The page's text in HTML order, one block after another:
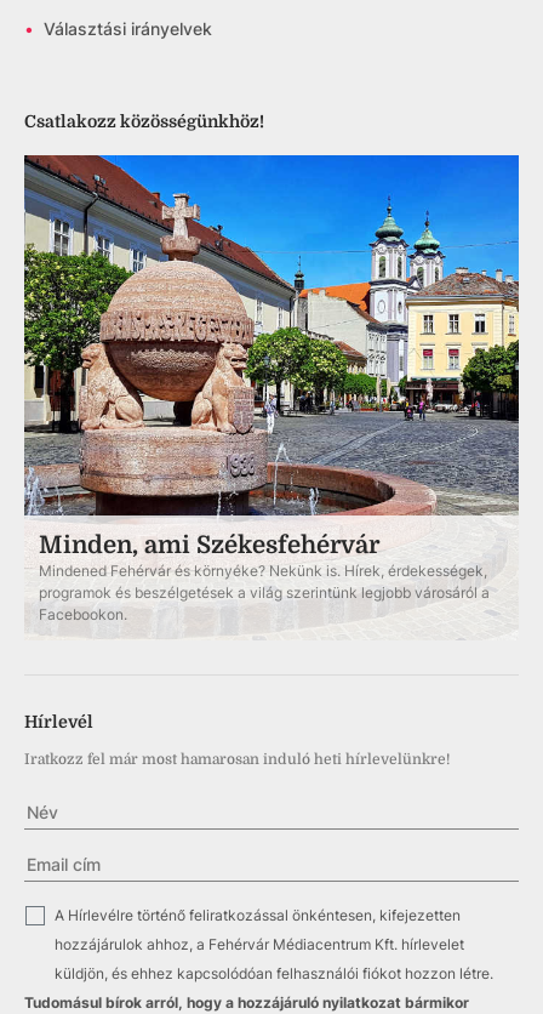
• Választási irányelvek
Csatlakozz közösségünkhöz!
Minden, ami Székesfehérvár
Mindened Fehérvár és környéke? Nekünk is. Hírek, érdekességek,
programok és beszélgetések a világ szerintünk legjobb városáról a
Facebookon.
Hírlevél
Iratkozz fel már most hamarosan induló heti hírlevelünkre!
✓
A Hírlevélre történő feliratkozással önkéntesen, kifejezetten
hozzájárulok ahhoz, a Fehérvár Médiacentrum Kft. hírlevelet
küldjön, és ehhez kapcsolódóan felhasználói fiókot hozzon létre.
Tudomásul bírok arról, hogy a hozzájáruló nyilatkozat bármikor